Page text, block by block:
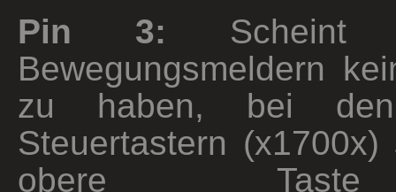
Pin 3: Scheint
Bewegungsmeldern
zu haben, bei den
Steuertastern
obere